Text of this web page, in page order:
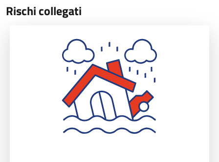
Rischi collegati